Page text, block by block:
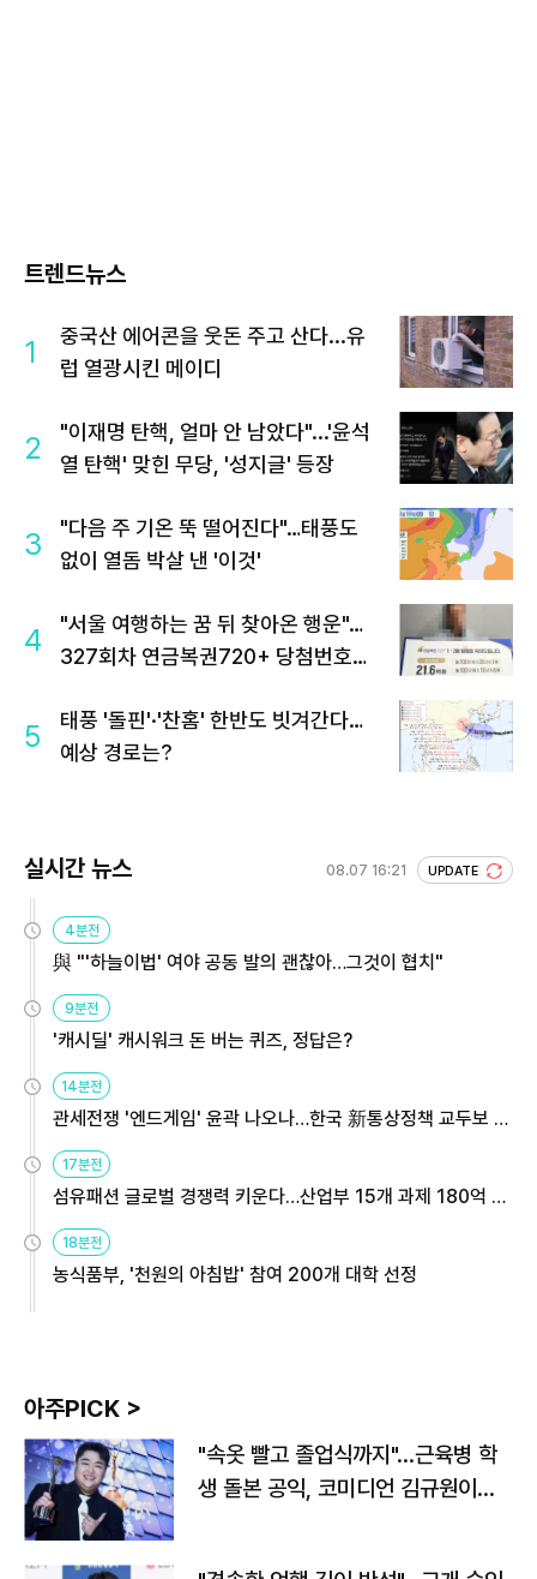
트렌드뉴스
1
중국산 에어콘을 웃돈 주고 산다...유
럽 열광시킨 메이디
2
"이재명 탄핵, 얼마 안 남았다"...'윤석
열 탄핵' 맞힌 무당, '성지글' 등장
3
"다음 주 기온 뚝 떨어진다"…태풍도
없이 열돔 박살 낸 '이것'
4
"서울 여행하는 꿈 뒤 찾아온 행운"…
327회차 연금복권720+ 당첨번호조
5
태풍 '돌핀'·'찬홈' 한반도 빗겨간다…
예상 경로는?
실시간 뉴스 08.07 16:21 UPDATE
4분전
與 "'하늘이법' 여야 공동 발의 괜찮아…그것이 협치"
9분전
'캐시딜' 캐시워크 돈 버는 퀴즈, 정답은?
14분전
관세전쟁 '엔드게임' 윤곽 나오나…한국 新통상정책 교두보 활
용해야
17분전
섬유패션 글로벌 경쟁력 키운다…산업부 15개 과제 180억 지
원
18분전
농식품부, '천원의 아침밥' 참여 200개 대학 선정
아주PICK >
"속옷 빨고 졸업식까지"…근육병 학
생 돌본 공익, 코미디언 김규원이었